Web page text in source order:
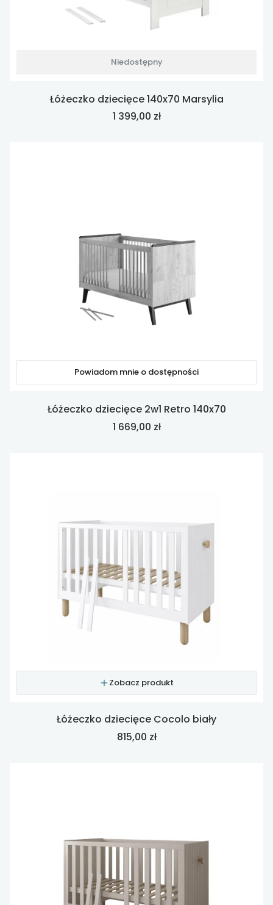
Niedostępny
Łóżeczko dziecięce 140x70 Marsylia
Cena
1 399,00 zł
Powiadom mnie o dostępności
Łóżeczko dziecięce 2w1 Retro 140x70
Cena
1 669,00 zł
Zobacz produkt
Łóżeczko dziecięce Cocolo biały
Cena
815,00 zł